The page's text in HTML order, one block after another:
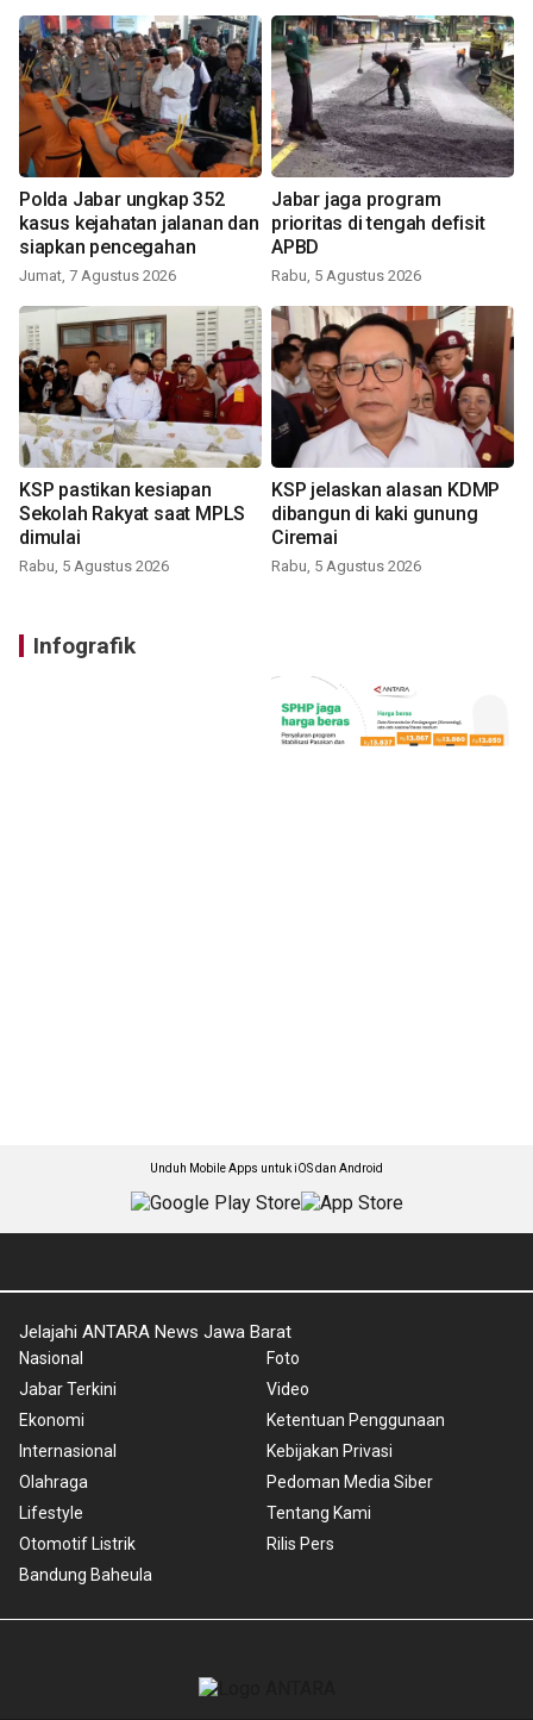
Polda Jabar ungkap 352
kasus kejahatan jalanan dan
siapkan pencegahan
Jumat, 7 Agustus 2026
Jabar jaga program
prioritas di tengah defisit
APBD
Rabu, 5 Agustus 2026
KSP pastikan kesiapan
Sekolah Rakyat saat MPLS
dimulai
Rabu, 5 Agustus 2026
KSP jelaskan alasan KDMP
dibangun di kaki gunung
Ciremai
Rabu, 5 Agustus 2026
Infografik
Unduh Mobile Apps untuk iOS dan Android
Jelajahi ANTARA News Jawa Barat
Nasional
Jabar Terkini
Ekonomi
Internasional
Olahraga
Lifestyle
Otomotif Listrik
Bandung Baheula
Foto
Video
Ketentuan Penggunaan
Kebijakan Privasi
Pedoman Media Siber
Tentang Kami
Rilis Pers